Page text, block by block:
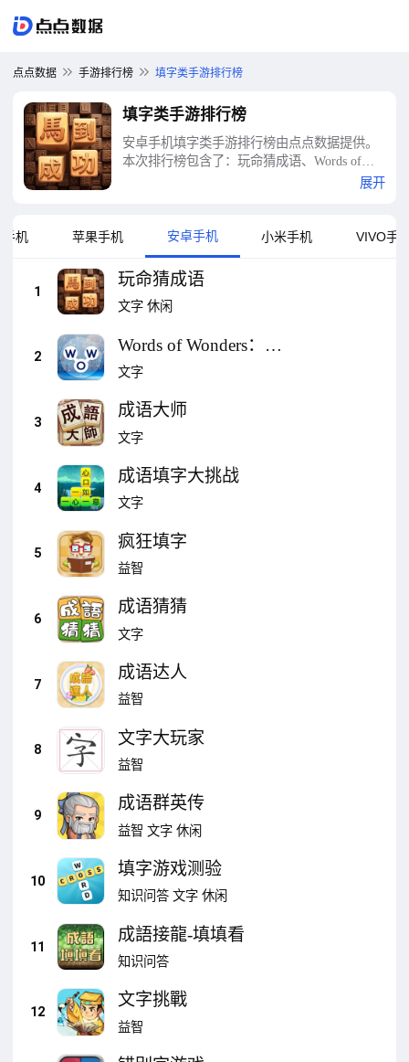
点点数据 手游排行榜 填字类手游排行榜
填字类手游排行榜
安卓手机填字类手游排行榜由点点数据提供。
本次排行榜包含了：玩命猜成语、Words of
Wonders：用于连接词汇的填字游戏、成语大
戏测验等十大填字类手游排行榜
展开
手机 苹果手机 安卓手机 小米手机 VIVO手
1
玩命猜成语
文字 休闲
2
Words of Wonders：用
于连接词汇的填字游
文字
3
成语大师
文字
4
成语填字大挑战
文字
5
疯狂填字
益智
6
成语猜猜
文字
7
成语达人
益智
8
文字大玩家
益智
9
成语群英传
益智 文字 休闲
10
填字游戏测验
知识问答 文字 休闲
11
成語接龍-填填看
知识问答
12
文字挑戰
益智